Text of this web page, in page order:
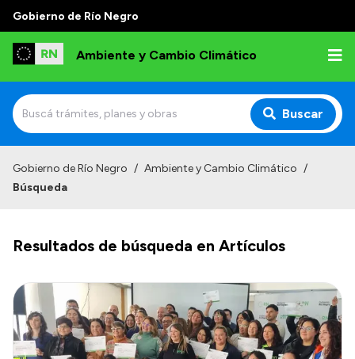
Gobierno de Río Negro
Ambiente y Cambio Climático
Buscar
Autoridades
Normativa
Gobierno de Río Negro / Ambiente y Cambio Climático /
Búsqueda
Resultados de búsqueda en Artículos